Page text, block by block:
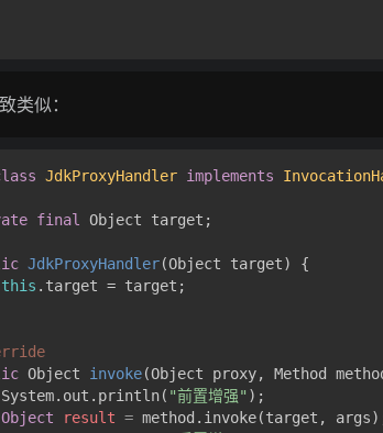
类似：
JdkProxyHandler implements
final Object target;
JdkProxyHandler(Object target)
{
this .target = target;
Object invoke(Object proxy, Method
"前置增强" );
Object
result = method.invoke(target,